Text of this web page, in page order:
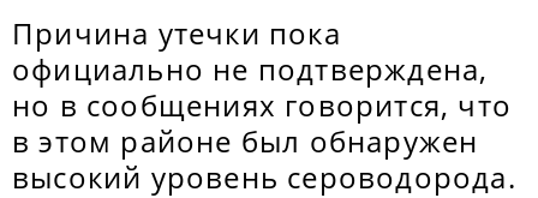
Причина утечки пока
официально не подтверждена,
но в сообщениях говорится, что
в этом районе был обнаружен
высокий уровень сероводорода.